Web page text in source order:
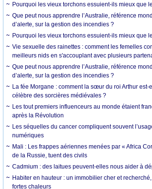
Pourquoi les vieux torchons essuient-ils mieux que
Que peut nous apprendre l’Australie, référence
d’alerte, sur la gestion des incendies ?
Pourquoi les vieux torchons essuient-ils mieux que
Vie sexuelle des rainettes : comment les femelles
meilleurs nids en s'accouplant avec plusieurs
Que peut nous apprendre l’Australie, référence
d’alerte, sur la gestion des incendies ?
La fée Morgane : comment la sœur du roi Arthur
célèbre des sorcières médiévales ?
Les tout premiers influenceurs au monde étaient
après la Révolution
Les séquelles du cancer compliquent souvent
numériques
Mali : Les frappes aériennes menées par « Africa
de la Russie, tuent des civils
Cadmium : des laitues peuvent-elles nous aider à
Habiter en hauteur : un immobilier cher et
fortes chaleurs